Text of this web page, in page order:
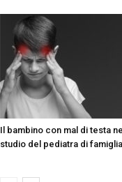
Il bambino con mal di testa
studio del pediatra di famiglia